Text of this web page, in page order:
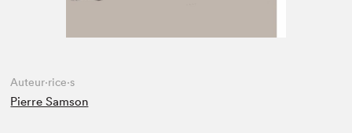
Auteur·rice·s
Pierre Samson